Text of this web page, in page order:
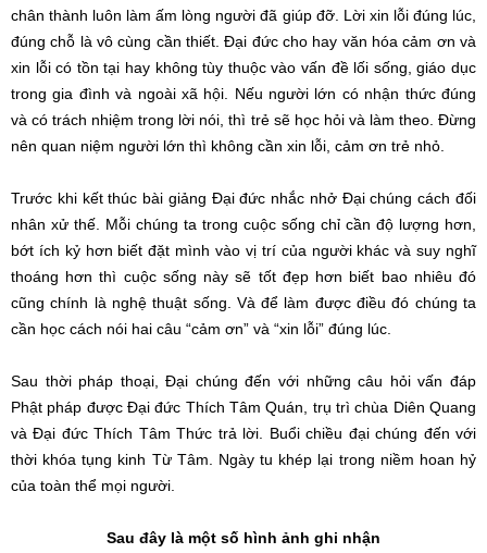
chân thành luôn làm ấm lòng người đã giúp đỡ. Lời xin lỗi đúng lúc,
đúng chỗ là vô cùng cần thiết. Đại đức cho hay văn hóa cảm ơn và
xin lỗi có tồn tại hay không tùy thuộc vào vấn đề lối sống, giáo dục
trong gia đình và ngoài xã hội. Nếu người lớn có nhận thức đúng
và có trách nhiệm trong lời nói, thì trẻ sẽ học hỏi và làm theo. Đừng
nên quan niệm người lớn thì không cần xin lỗi, cảm ơn trẻ nhỏ.
Trước khi kết thúc bài giảng Đại đức nhắc nhở Đại chúng cách đối
nhân xử thế. Mỗi chúng ta trong cuộc sống chỉ cần độ lượng hơn,
bớt ích kỷ hơn biết đặt mình vào vị trí của người khác và suy nghĩ
thoáng hơn thì cuộc sống này sẽ tốt đẹp hơn biết bao nhiêu đó
cũng chính là nghệ thuật sống. Và để làm được điều đó chúng ta
cần học cách nói hai câu “cảm ơn” và “xin lỗi” đúng lúc.
Sau thời pháp thoại, Đại chúng đến với những câu hỏi vấn đáp
Phật pháp được Đại đức Thích Tâm Quán, trụ trì chùa Diên Quang
và Đại đức Thích Tâm Thức trả lời. Buổi chiều đại chúng đến với
thời khóa tụng kinh Từ Tâm. Ngày tu khép lại trong niềm hoan hỷ
của toàn thể mọi người.
Sau đây là một số hình ảnh ghi nhận